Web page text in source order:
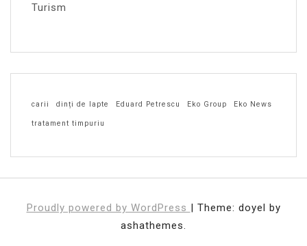
Turism
carii dinți de lapte Eduard Petrescu Eko Group Eko News
tratament timpuriu
Proudly powered by WordPress | Theme: doyel by
ashathemes.